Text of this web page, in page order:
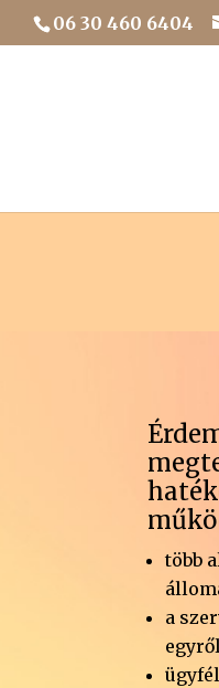
06 30 460 6404
több
a